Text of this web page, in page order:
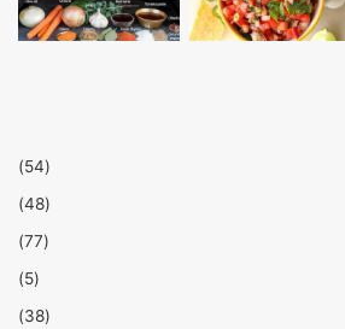
(54)
(48)
(77)
(5)
(38)